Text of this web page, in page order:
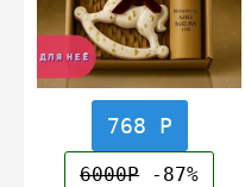
768 Р
6000Р -87%